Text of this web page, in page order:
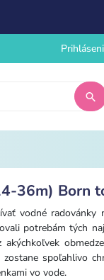
36m) Born
vodné radovánky
potrebám tých
spoľahlivo
vo vode.